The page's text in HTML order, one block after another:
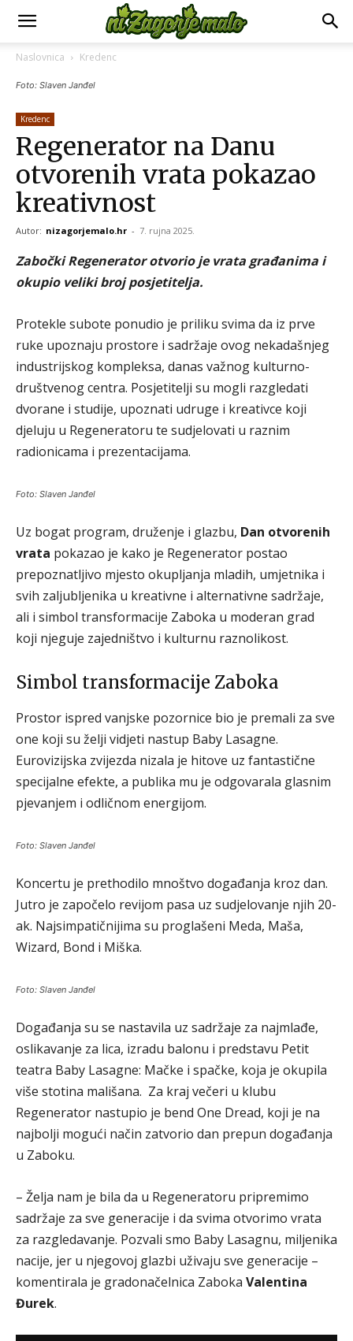
Naslovnica Kredenc
Foto: Slaven Janđel
Kredenc
Regenerator na Danu
otvorenih vrata pokazao
kreativnost
Autor: nizagorjemalo.hr - 7. rujna 2025.
Zabočki Regenerator otvorio je vrata građanima i
okupio veliki broj posjetitelja.
Protekle subote ponudio je priliku svima da iz prve
ruke upoznaju prostore i sadržaje ovog nekadašnjeg
industrijskog kompleksa, danas važnog kulturno-
društvenog centra. Posjetitelji su mogli razgledati
dvorane i studije, upoznati udruge i kreativce koji
djeluju u Regeneratoru te sudjelovati u raznim
radionicama i prezentacijama.
Foto: Slaven Janđel
Uz bogat program, druženje i glazbu, Dan otvorenih
vrata pokazao je kako je Regenerator postao
prepoznatljivo mjesto okupljanja mladih, umjetnika i
svih zaljubljenika u kreativne i alternativne sadržaje,
ali i simbol transformacije Zaboka u moderan grad
koji njeguje zajedništvo i kulturnu raznolikost.
Simbol transformacije Zaboka
Prostor ispred vanjske pozornice bio je premali za sve
one koji su želji vidjeti nastup Baby Lasagne.
Eurovizijska zvijezda nizala je hitove uz fantastične
specijalne efekte, a publika mu je odgovarala glasnim
pjevanjem i odličnom energijom.
Foto: Slaven Janđel
Koncertu je prethodilo mnoštvo događanja kroz dan.
Jutro je započelo revijom pasa uz sudjelovanje njih 20-
ak. Najsimpatičnijima su proglašeni Meda, Maša,
Wizard, Bond i Miška.
Foto: Slaven Janđel
Događanja su se nastavila uz sadržaje za najmlađe,
oslikavanje za lica, izradu balonu i predstavu Petit
teatra Baby Lasagne: Mačke i spačke, koja je okupila
više stotina mališana. Za kraj večeri u klubu
Regenerator nastupio je bend One Dread, koji je na
najbolji mogući način zatvorio dan prepun događanja
u Zaboku.
– Želja nam je bila da u Regeneratoru pripremimo
sadržaje za sve generacije i da svima otvorimo vrata
za razgledavanje. Pozvali smo Baby Lasagnu, miljenika
nacije, jer u njegovoj glazbi uživaju sve generacije –
komentirala je gradonačelnica Zaboka Valentina
Đurek.